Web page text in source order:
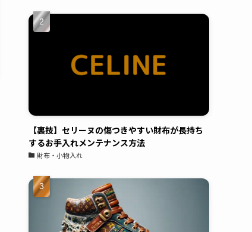
話したらすぐにご対応頂き、30分ほどの施工で
感謝です！これからは気にせず、アクセサリー
購入したらすぐにまたお願いしちゃおうと思い
小峯一明
05:43 05 Aug 23
久々に買ったスニーカー。白
なんで汚したくなので気にしていたら、友人か
頂き、夕方にはすぐ履けるようにしてもらって
そこから履いてますが、白スニーカーでも気に
ならないくらいキレイに保ててます。また新し
いの買ったら持って行こうと思います
【裏技】セリーヌの傷つきやすい財布が長持ち
するお手入れメンテナンス方法
財布・小物入れ